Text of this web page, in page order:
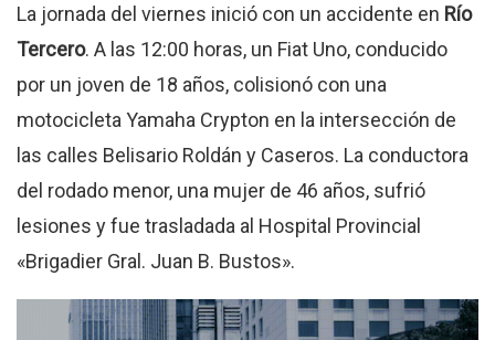
La jornada del viernes inició con un accidente en Río
Tercero. A las 12:00 horas, un Fiat Uno, conducido
por un joven de 18 años, colisionó con una
motocicleta Yamaha Crypton en la intersección de
las calles Belisario Roldán y Caseros. La conductora
del rodado menor, una mujer de 46 años, sufrió
lesiones y fue trasladada al Hospital Provincial
«Brigadier Gral. Juan B. Bustos».